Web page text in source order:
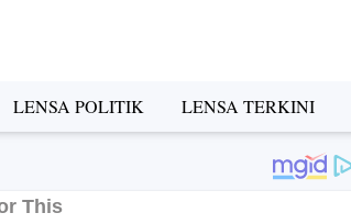
LENSA POLITIK LENSA TERKINI